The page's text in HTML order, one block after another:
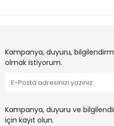
Kampanya, duyuru,
olmak istiyorum.
Kampanya, duyuru ve
için kayıt olun.